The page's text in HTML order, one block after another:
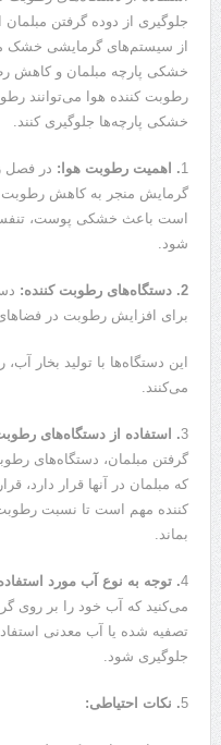
جلوگیری از دوده گرفتن
از سیستم‌های گرمایشی خشک
خشکی پارچه مبلمان و کاهش
رطوبت کننده هوا می‌توانند
خشکی پارچه‌ها جلوگیری کنند.
1. اهمیت رطوبت هوا: در فصل
گرمایش منجر به کاهش
است باعث خشکی پوست،
شود.
2. دستگاه‌های رطوبت کننده:
برای افزایش رطوبت در
این دستگاه‌ها با تولید بخار
می‌کنند.
3. استفاده از دستگاه‌های رطوبت
گرفتن مبلمان، دستگاه‌های
که مبلمان در آنها قرار دارد،
بماند.
4. توجه به نوع آب مورد
می‌کنید که آب خود را بر روی
تصفیه شده یا آب معدنی
جلوگیری شود.
5. نکات احتیاطی: